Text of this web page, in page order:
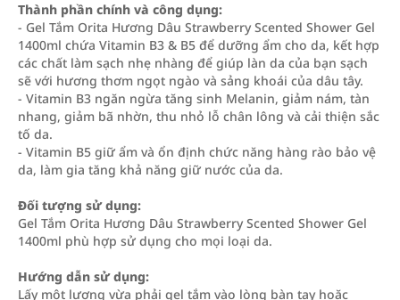
Thành phần chính và công dụng:
- Gel Tắm Orita Hương Dâu Strawberry Scented Shower Gel
1400ml chứa Vitamin B3 & B5 để dưỡng ẩm cho da, kết hợp
các chất làm sạch nhẹ nhàng để giúp làn da của bạn sạch
sẽ với hương thơm ngọt ngào và sảng khoái của dâu tây.
- Vitamin B3 ngăn ngừa tăng sinh Melanin, giảm nám, tàn
nhang, giảm bã nhờn, thu nhỏ lỗ chân lông và cải thiện sắc
tố da.
- Vitamin B5 giữ ẩm và ổn định chức năng hàng rào bảo vệ
da, làm gia tăng khả năng giữ nước của da.
Đối tượng sử dụng:
Gel Tắm Orita Hương Dâu Strawberry Scented Shower Gel
1400ml phù hợp sử dụng cho mọi loại da.
Hướng dẫn sử dụng:
Lấy một lượng vừa phải gel tắm vào lòng bàn tay hoặc